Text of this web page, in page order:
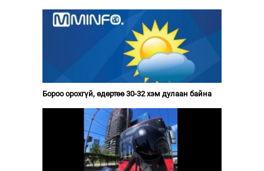
Бороо орохгүй, өдөртөө 30-32 хэм дулаан байна